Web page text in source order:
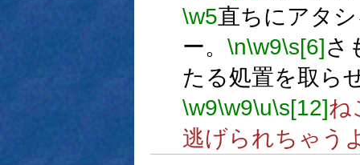
\w5直ちにアタ
ー。 \n\w9\s[6]さ
たる処置を取ら
\w9\w9\u\s[12]ね
逃げられちゃう